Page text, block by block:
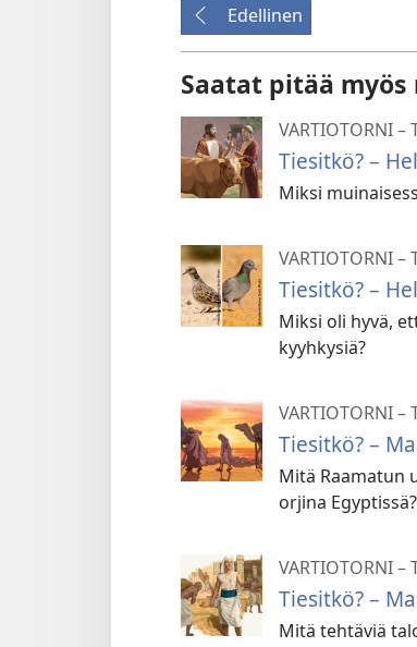
Edellinen
Saatat pitää myös
VARTIOTORNI –
Tiesitkö? –
Miksi
VARTIOTORNI –
Tiesitkö? –
Miksi oli hyvä,
kyyhkysiä?
VARTIOTORNI –
Tiesitkö? –
Mitä Raamatun
orjina Egyptissä?
VARTIOTORNI –
Tiesitkö? –
Mitä tehtäviä